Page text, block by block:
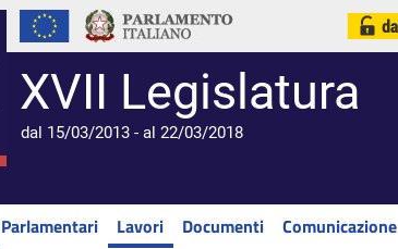
XVII Legislatura
dal 15/03/2013 - al 22/03/2018
Lavori Documenti Comunicazione